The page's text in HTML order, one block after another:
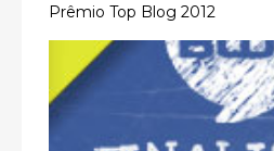
Prêmio Top Blog 2012